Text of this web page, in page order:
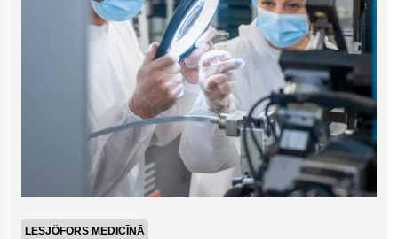
LESJÖFORS MEDICĪNĀ